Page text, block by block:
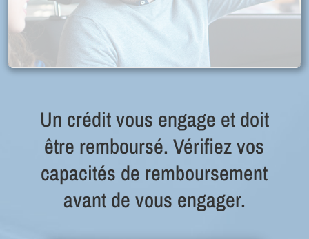
Un crédit vous engage et doit
être remboursé. Vérifiez vos
capacités de remboursement
avant de vous engager.